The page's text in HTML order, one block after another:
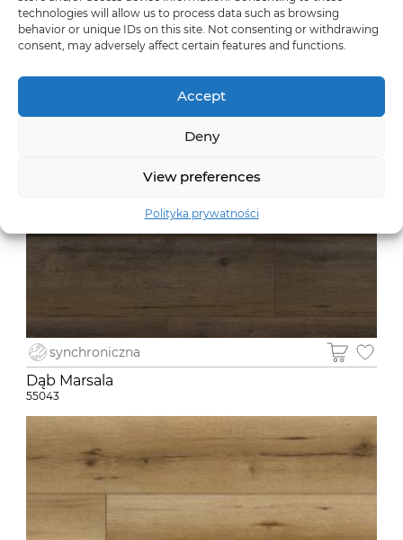
technologies will allow us to process data such as browsing
behavior or unique IDs on this site. Not consenting or withdrawing
consent, may adversely affect certain features and functions.
Accept
Deny
View preferences
Polityka prywatności
synchroniczna
Dąb Caserta
synchroniczna
Dąb Marsala
55043